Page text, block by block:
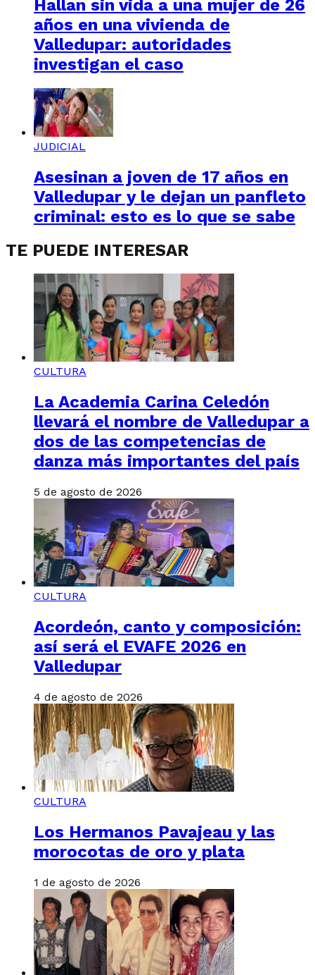
Hallan sin vida a una mujer de 26
años en una vivienda de
Valledupar: autoridades
investigan el caso
JUDICIAL
Asesinan a joven de 17 años en
Valledupar y le dejan un panfleto
criminal: esto es lo que se sabe
TE PUEDE INTERESAR
CULTURA
La Academia Carina Celedón
llevará el nombre de Valledupar a
dos de las competencias de
danza más importantes del país
5 de agosto de 2026
CULTURA
Acordeón, canto y composición:
así será el EVAFE 2026 en
Valledupar
4 de agosto de 2026
CULTURA
Los Hermanos Pavajeau y las
morocotas de oro y plata
1 de agosto de 2026